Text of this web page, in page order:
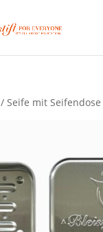
/ Seife mit Seifendose